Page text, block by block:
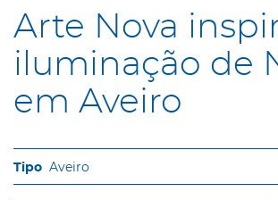
Arte Nova
iluminação de
em Aveiro
Aveiro